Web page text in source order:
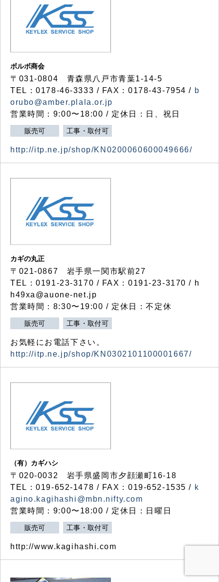
ボルボ商会
〒031-0804 青森県八戸市青葉1-14-5
TEL：0178-46-3333 / FAX：0178-43-7954 / b
orubo@amber.plala.or.jp
営業時間：9:00〜18:00 / 定休日：日、祝日
販売可 工事・取付可
http://itp.ne.jp/shop/KN0200060600049666/
カギの丸正
〒021-0867 岩手県一関市駅前27
TEL：0191-23-3170 / FAX：0191-23-3170 / h
h49xa@auone-net.jp
営業時間：8:30〜19:00 / 定休日：不定休
販売可 工事・取付可
お気軽にお電話下さい。
http://itp.ne.jp/shop/KN0302101100001667/
（有）カギハシ
〒020-0032 岩手県盛岡市夕顔瀬町16-18
TEL：019-652-1478 / FAX：019-652-1535 / k
agino.kagihashi@mbn.nifty.com
営業時間：9:00〜18:00 / 定休日：日曜日
販売可 工事・取付可
http://www.kagihashi.com